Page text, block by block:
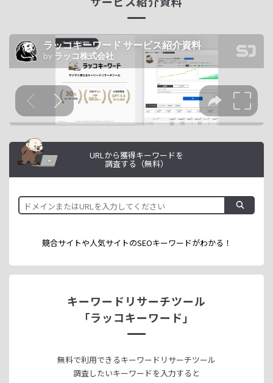
URLから獲得キーワードを
調査する（無料）
競合サイトや人気サイトのSEOキーワードがわかる！
キーワードリサーチツール
「ラッコキーワード」
無料で利用できるキーワードリサーチツール
調査したいキーワードを入力すると